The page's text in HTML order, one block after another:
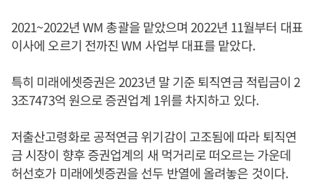
2021~2022년 WM 총괄을 맡았으며 2022년 11월부터 대표
이사에 오르기 전까진 WM 사업부 대표를 맡았다.
특히 미래에셋증권은 2023년 말 기준 퇴직연금 적립금이 2
3조7473억 원으로 증권업계 1위를 차지하고 있다.
저출산고령화로 공적연금 위기감이 고조됨에 따라 퇴직연
금 시장이 향후 증권업계의 새 먹거리로 떠오르는 가운데
허선호가 미래에셋증권을 선두 반열에 올려놓은 것이다.